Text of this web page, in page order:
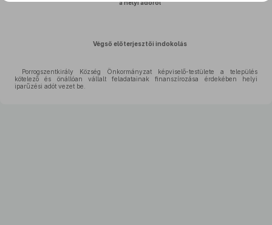
a helyi adóról
Végső előterjesztői indokolás
Porrogszentkirály Község Önkormányzat képviselő-testülete a település
kötelező és önállóan vállalt feladatainak finanszírozása érdekében helyi
iparűzési adót vezet be.